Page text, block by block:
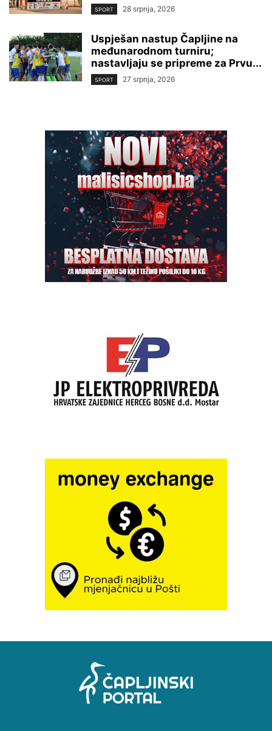
SPORT 28 srpnja, 2026
Uspješan nastup Čapljine na
međunarodnom turniru;
nastavljaju se pripreme za Prvu...
SPORT 27 srpnja, 2026